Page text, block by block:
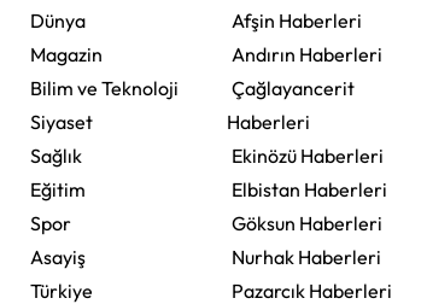
Dünya
Magazin
Bilim ve Teknoloji
Siyaset
Sağlık
Eğitim
Spor
Asayiş
Türkiye
Afşin Haberleri
Andırın Haberleri
Çağlayancerit
Haberleri
Ekinözü Haberleri
Elbistan Haberleri
Göksun Haberleri
Nurhak Haberleri
Pazarcık Haberleri